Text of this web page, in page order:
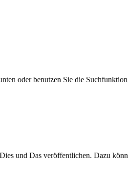
oder benutzen Sie die
und Das veröffentlichen. Dazu